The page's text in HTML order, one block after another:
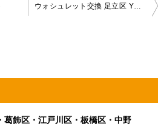
ウォシュレット交換 足立区 Y様邸
葛飾区・江戸川区・板橋区・中野